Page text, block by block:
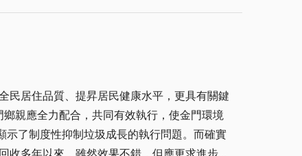
冬，狂風怒吼，飛沙走石，寒徹肌骨，在路
氣質高雅，舉止得宜，忠愛國家，又能襄助領
力與機智，幫助 蔣公化解大小危機，諸如
民居住品質、提昇居民健康水平，更具有關鍵
親應全力配合，共同有效執行，使金門環境
收多年以來，雖然效果不錯，但應更求進步，